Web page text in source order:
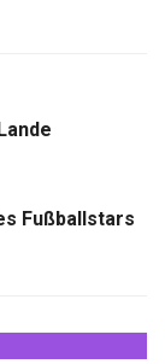
Fußballstars